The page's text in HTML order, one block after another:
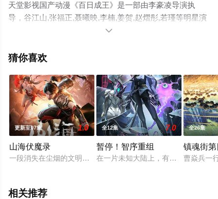
天堂影视国产动漫《百日成王》是一部由李豪凌导演执
导，谷江山,张福正,聂曦映,李楠,姜贺,赵熠彤,若瑾等明星演
员精彩演绎的大陆动漫，手机免费观看高清未删减完整版
漫、电视猫或剧情网等平台了解。

猜你喜欢
更新至07集 1.0
山海伏魔录
一段消失在尘烟的文明，远古的大佬们谋求着各自的成皇之路
全12集 7.0
暂停！智序重组
在一片未知大陆上，有一座名为9号
全26集
镇魂街
曹焱兵一
相关推荐